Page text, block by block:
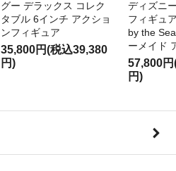
グー デラックス コレク
タブル 6インチ アクショ
ンフィギュア
35,800円(税込39,380
円)
ディズニ
フィギュ
by the
ーメイド
57,800
円)